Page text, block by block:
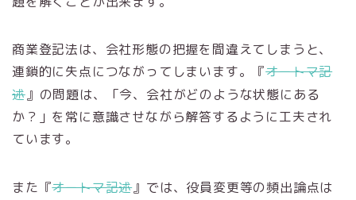
商業登記法は、会社形態の把握を間違えてしまうと、
連鎖的に失点につながってしまいます。『オートマ記
述』の問題は、「今、会社がどのような状態にある
か？」を常に意識させながら解答するように工夫され
ています。
また『オートマ記述』では、役員変更等の頻出論点は